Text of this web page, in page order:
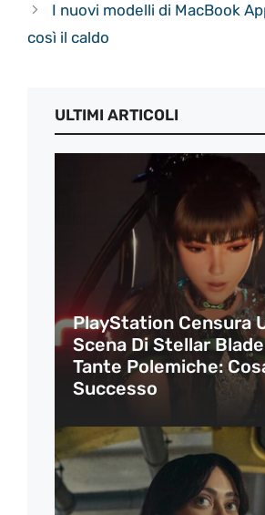
I nuovi modelli di MacBook
così il caldo
ULTIMI ARTICOLI
PlayStation Censura
Scena Di Stellar
Tante Polemiche:
Successo